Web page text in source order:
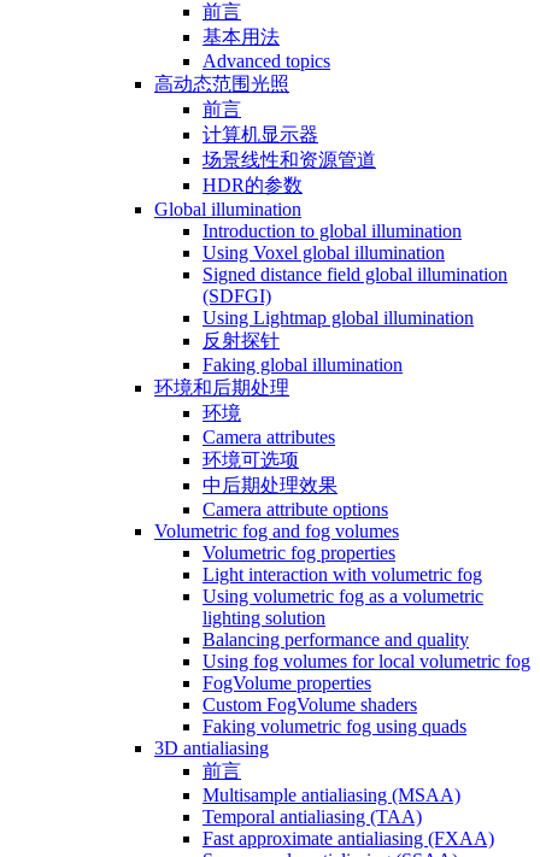
前言
基本用法
Advanced topics
高动态范围光照
前言
计算机显示器
场景线性和资源管道
HDR的参数
Global illumination
Introduction to global illumination
Using Voxel global illumination
Signed distance field global illumination
(SDFGI)
Using Lightmap global illumination
反射探针
Faking global illumination
环境和后期处理
环境
Camera attributes
环境可选项
中后期处理效果
Camera attribute options
Volumetric fog and fog volumes
Volumetric fog properties
Light interaction with volumetric fog
Using volumetric fog as a volumetric
lighting solution
Balancing performance and quality
Using fog volumes for local volumetric fog
FogVolume properties
Custom FogVolume shaders
Faking volumetric fog using quads
3D antialiasing
前言
Multisample antialiasing (MSAA)
Temporal antialiasing (TAA)
Fast approximate antialiasing (FXAA)